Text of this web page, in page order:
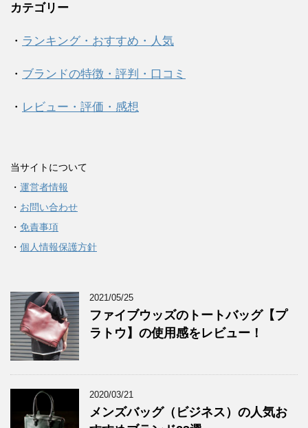
カテゴリー
・ ランキング・おすすめ・人気
・ ブランドの特徴・評判・口コミ
・ レビュー・評価・感想
当サイトについて
・ 運営者情報
・ お問い合わせ
・ 免責事項
・ 個人情報保護方針
2021/05/25
ファイブウッズのトートバッグ【プ
ラトウ】の使用感をレビュー！
2020/03/21
メンズバッグ（ビジネス）の人気お